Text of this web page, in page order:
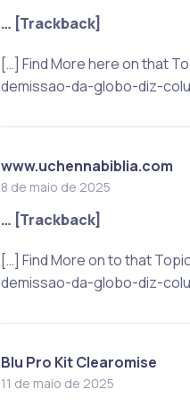
… [Trackback]
[…] Find More here on that
demissao-da-globo-diz-
www.uchennabiblia.com
8 de maio de 2025
… [Trackback]
[…] Find More on to that
demissao-da-globo-diz-
Blu Pro Kit Clearomise
11 de maio de 2025